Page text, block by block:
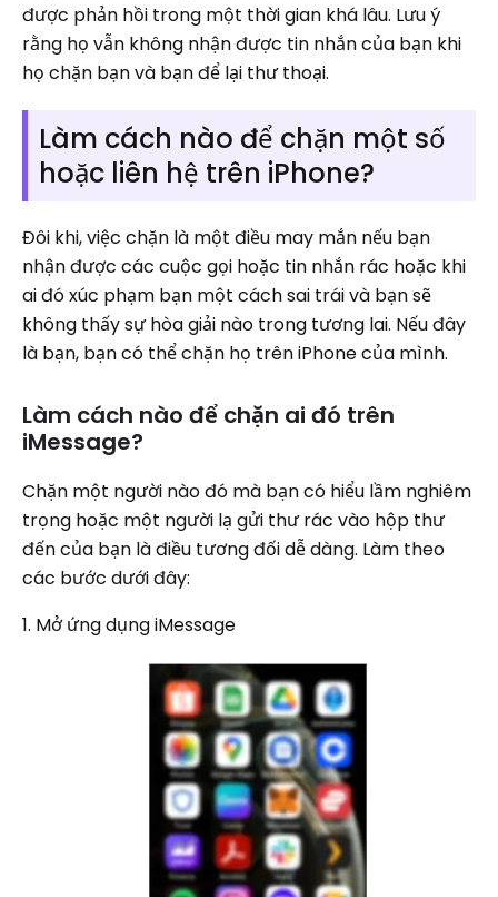
được phản hồi trong một thời gian khá lâu. Lưu ý
rằng họ vẫn không nhận được tin nhắn của bạn khi
họ chặn bạn và bạn để lại thư thoại.
Làm cách nào để chặn một số
hoặc liên hệ trên iPhone?
Đôi khi, việc chặn là một điều may mắn nếu bạn
nhận được các cuộc gọi hoặc tin nhắn rác hoặc khi
ai đó xúc phạm bạn một cách sai trái và bạn sẽ
không thấy sự hòa giải nào trong tương lai. Nếu đây
là bạn, bạn có thể chặn họ trên iPhone của mình.
Làm cách nào để chặn ai đó trên
iMessage?
Chặn một người nào đó mà bạn có hiểu lầm nghiêm
trọng hoặc một người lạ gửi thư rác vào hộp thư
đến của bạn là điều tương đối dễ dàng. Làm theo
các bước dưới đây:
1. Mở ứng dụng iMessage